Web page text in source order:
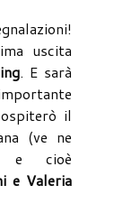
uscita
. E sarà
il
(ve ne
cioè
e Valeria